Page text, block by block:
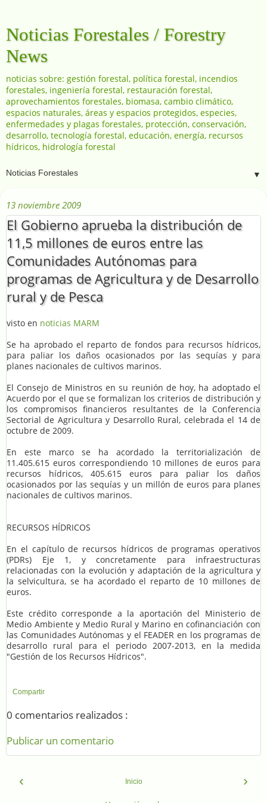
Noticias Forestales / Forestry
News
noticias sobre: gestión forestal, política forestal, incendios
forestales, ingeniería forestal, restauración forestal,
aprovechamientos forestales, biomasa, cambio climático,
espacios naturales, áreas y espacios protegidos, especies,
enfermedades y plagas forestales, protección, conservación,
desarrollo, tecnología forestal, educación, energía, recursos
hídricos, hidrología forestal
▼
13 noviembre 2009
El Gobierno aprueba la distribución de
11,5 millones de euros entre las
Comunidades Autónomas para
programas de Agricultura y de Desarrollo
rural y de Pesca
visto en noticias MARM
Se ha aprobado el reparto de fondos para recursos hídricos,
para paliar los daños ocasionados por las sequías y para
planes nacionales de cultivos marinos.
El Consejo de Ministros en su reunión de hoy, ha adoptado el
Acuerdo por el que se formalizan los criterios de distribución y
los compromisos financieros resultantes de la Conferencia
Sectorial de Agricultura y Desarrollo Rural, celebrada el 14 de
octubre de 2009.
En este marco se ha acordado la territorialización de
11.405.615 euros correspondiendo 10 millones de euros para
recursos hídricos, 405.615 euros para paliar los daños
ocasionados por las sequías y un millón de euros para planes
nacionales de cultivos marinos.
RECURSOS HÍDRICOS
En el capítulo de recursos hídricos de programas operativos
(PDRs) Eje 1, y concretamente para infraestructuras
relacionadas con la evolución y adaptación de la agricultura y
la selvicultura, se ha acordado el reparto de 10 millones de
euros.
Este crédito corresponde a la aportación del Ministerio de
Medio Ambiente y Medio Rural y Marino en cofinanciación con
las Comunidades Autónomas y el FEADER en los programas de
desarrollo rural para el periodo 2007-2013, en la medida
"Gestión de los Recursos Hídricos".
Compartir
0 comentarios realizados :
Publicar un comentario
‹ ›
Inicio